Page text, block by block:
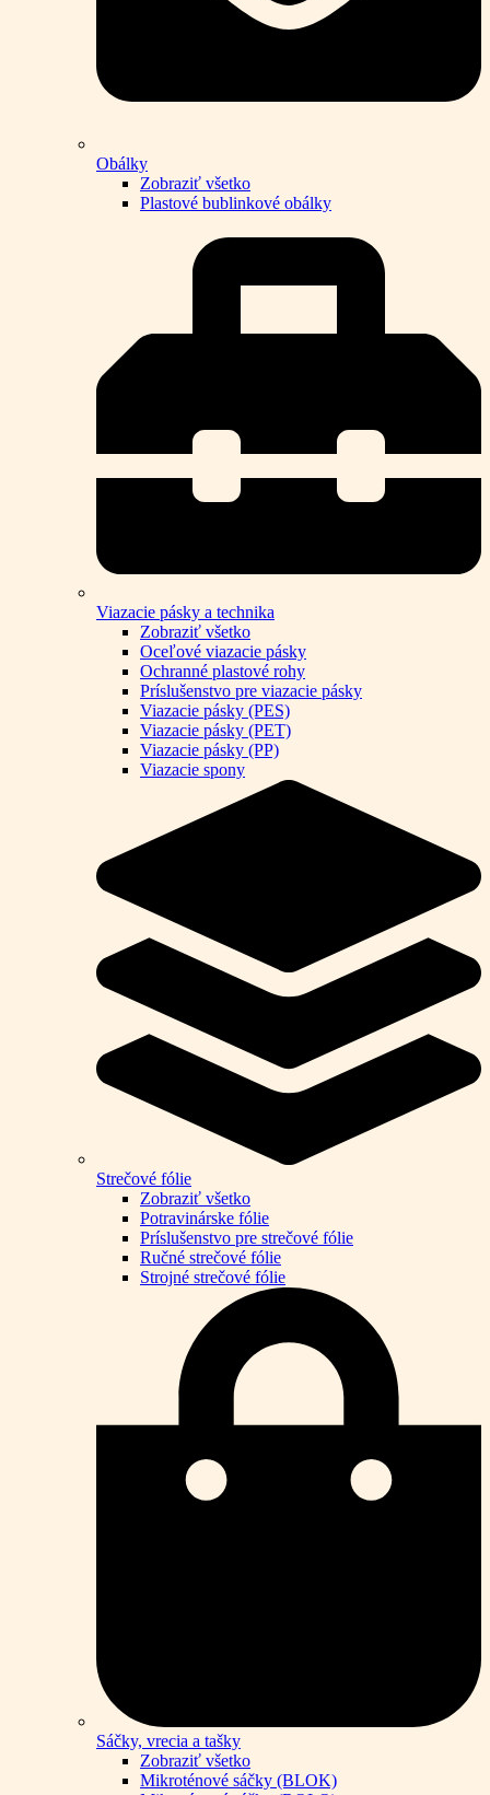
Obálky
Zobraziť všetko
Plastové bublinkové obálky
Viazacie pásky a technika
Zobraziť všetko
Oceľové viazacie pásky
Ochranné plastové rohy
Príslušenstvo pre viazacie pásky
Viazacie pásky (PES)
Viazacie pásky (PET)
Viazacie pásky (PP)
Viazacie spony
Strečové fólie
Zobraziť všetko
Potravinárske fólie
Príslušenstvo pre strečové fólie
Ručné strečové fólie
Strojné strečové fólie
Sáčky, vrecia a tašky
Zobraziť všetko
Mikroténové sáčky (BLOK)